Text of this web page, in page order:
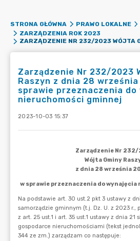
STRONA GŁÓWNA PRAWO LOKALNE
ZARZĄDZENIA ROK 2023
Zarządzenie Nr 232/2023
Raszyn z dnia 28
sprawie przeznaczenia do
nieruchomości gminnej
2023-10-03 15:37